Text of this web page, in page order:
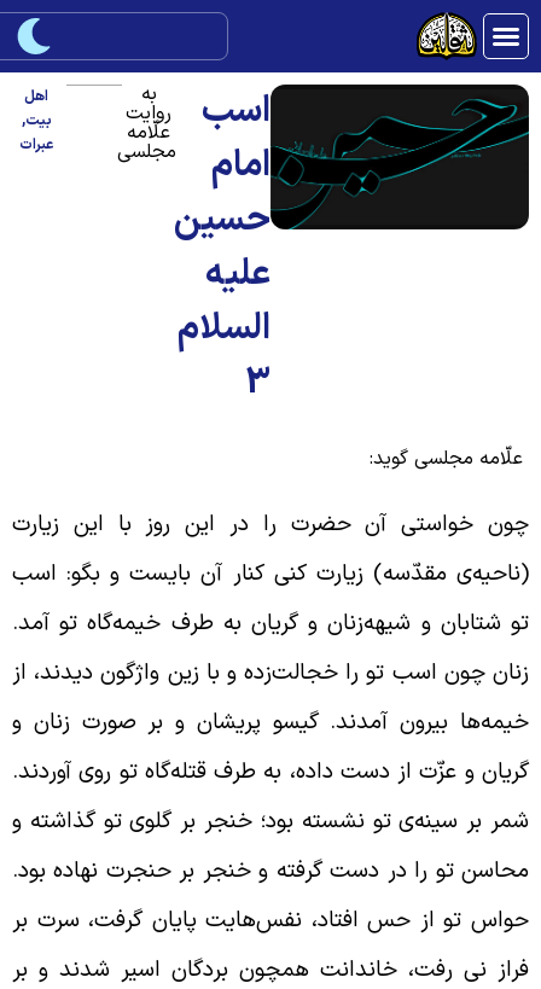
اسب
امام
حسین
علیه
السلام
3
روایت
علّامه
مجلسی
اهل
بیت,
عبرات
مجلسی گوید:
خواستی آن حضرت را در این روز با این زیارت
مقدّسه) زیارت کنی کنار آن بایست و بگو: اسب
شتابان و شیهه‌زنان و گریان به طرف خیمه‌گاه تو آمد.
چون اسب تو را خجالت‌زده و با زین واژگون دیدند، از
بیرون آمدند. گیسو پریشان و بر صورت زنان و
و عزّت از دست داده، به طرف قتله‌گاه تو روی آوردند.
بر سینه‌ی تو نشسته بود؛ خنجر بر گلوی تو گذاشته و
تو را در دست گرفته و خنجر بر حنجرت نهاده بود.
تو از حس افتاد، نفس‌هایت پایان گرفت، سرت بر
نی رفت، خاندانت همچون بردگان اسیر شدند و بر